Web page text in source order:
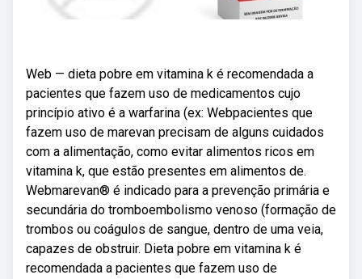
Web — dieta pobre em vitamina k é recomendada a
pacientes que fazem uso de medicamentos cujo
princípio ativo é a warfarina (ex: Webpacientes que
fazem uso de marevan precisam de alguns cuidados
com a alimentação, como evitar alimentos ricos em
vitamina k, que estão presentes em alimentos de.
Webmarevan® é indicado para a prevenção primária e
secundária do tromboembolismo venoso (formação de
trombos ou coágulos de sangue, dentro de uma veia,
capazes de obstruir. Dieta pobre em vitamina k é
recomendada a pacientes que fazem uso de